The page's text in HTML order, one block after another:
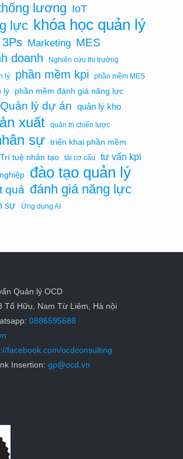
lương IoT
lực khóa học quản lý
3Ps Marketing MES
doanh
Nghiên cứu thị trường
lý
phần mềm kpi phần mềm MES
lý phần mềm đánh giá năng lực
Quản lý dự án quản lý kho
xuất quản trị chiến lược
sự triển khai phần mềm
Trí tuệ nhân tạo tái cơ cấu tư vấn kpi
đào tạo quản lý
quả đánh giá năng lực
sự Ứng dụng AI
Quản lý OCD
Tố Hữu, Nam Từ Liêm, Hà nội
0886595688
facebook.com/ocdconsulting
Insertion: gp@ocd.vn